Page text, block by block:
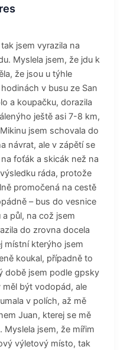
jsem vyrazila na
Myslela jsem, že jdu k
že jsou u týhle
v busu ze San
a koupačku, dorazila
ještě asi 7-8 km,
jsem schovala do
návrat, ale v zápětí se
foťák a skicák než na
ráda, protože
promočená na cestě
– bus do vesnice
půl, na což jsem
do zrovna docela
místní kterýho jsem
koukal, případně to
době jsem podle gpsky
být vodopád, ale
v polích, až mě
Juan, kterej se mě
Myslela jsem, že mířim
výletový místo, tak